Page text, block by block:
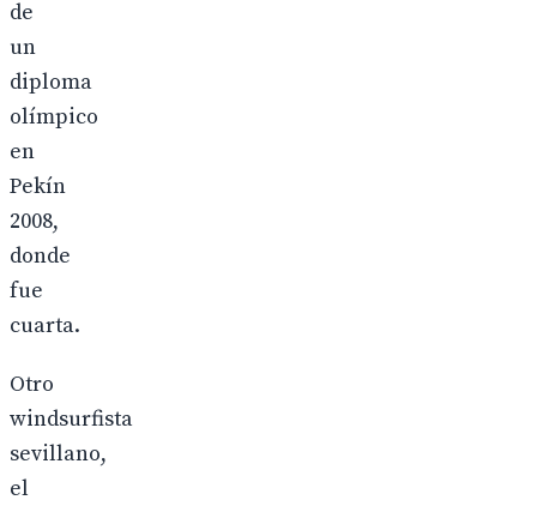
de
un
diploma
olímpico
en
Pekín
2008,
donde
fue
cuarta.
Otro
windsurfista
sevillano,
el